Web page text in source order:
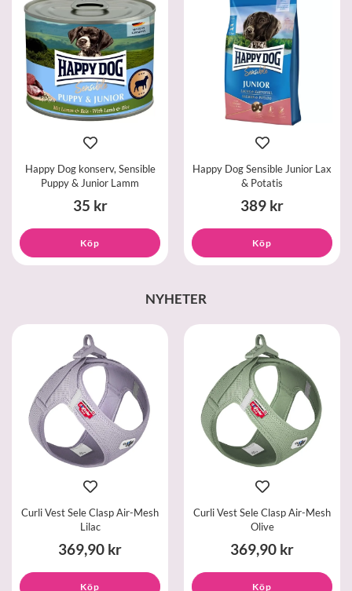
Happy Dog konserv, Sensible
Puppy & Junior Lamm
35 kr
Köp
Happy Dog Sensible Junior Lax
& Potatis
389 kr
Köp
NYHETER
Curli Vest Sele Clasp Air-Mesh
Lilac
369,90 kr
Köp
Curli Vest Sele Clasp Air-Mesh
Olive
369,90 kr
Köp